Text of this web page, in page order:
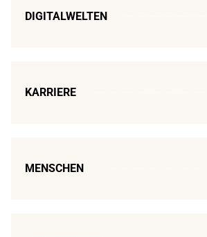
DIGITALWELTEN
KARRIERE
MENSCHEN